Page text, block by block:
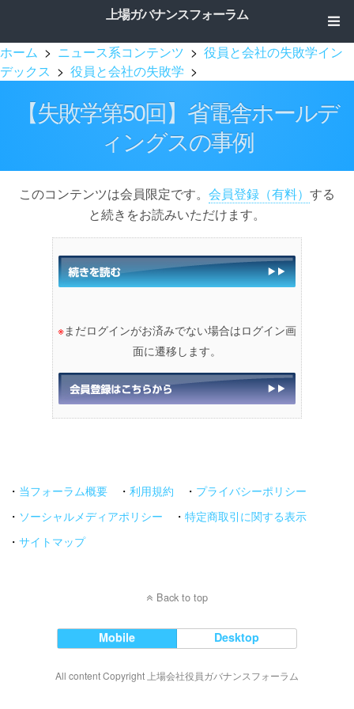
上場ガバナンスフォーラム
ホーム > ニュース系コンテンツ > 役員と会社の失敗学イン
デックス > 役員と会社の失敗学 >
【失敗学第50回】省電舎ホールデ
ィングスの事例
このコンテンツは会員限定です。 会員登録（有料） する
と続きをお読みいただけます。
※まだログインがお済みでない場合はログイン画
面に遷移します。
・ 当フォーラム概要 ・ 利用規約 ・ プライバシーポリシー
・ ソーシャルメディアポリシー ・ 特定商取引に関する表示
・ サイトマップ
Back to top
Mobile Desktop
All content Copyright 上場会社役員ガバナンスフォーラム